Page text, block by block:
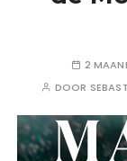
2
DOOR